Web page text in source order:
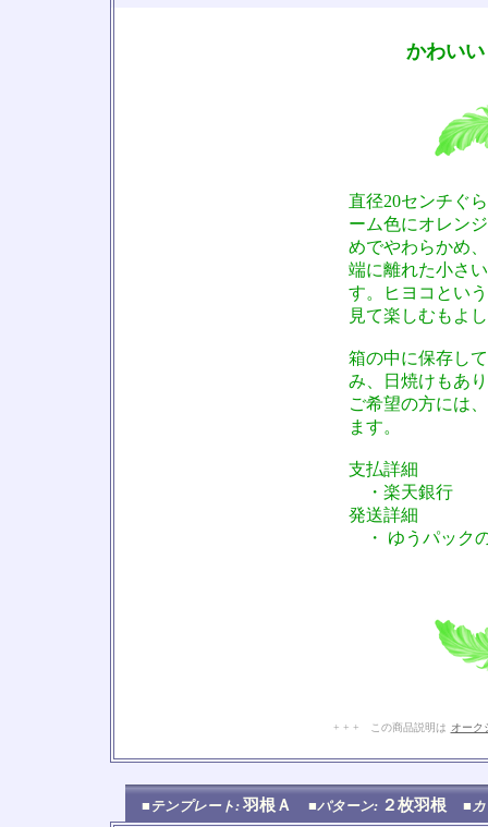
かわい
直径20センチぐ
ーム色にオレン
めでやわらかめ
端に離れた小さ
す。ヒヨコとい
見て楽しむもよ
箱の中に保存し
み、日焼けもあ
ご希望の方には
ます。
支払詳細
・楽天銀行
発送詳細
・ ゆうパック
+ + + この商品説明は オーク
■テンプレート: 羽根Ａ ■パターン: ２枚羽根 ■